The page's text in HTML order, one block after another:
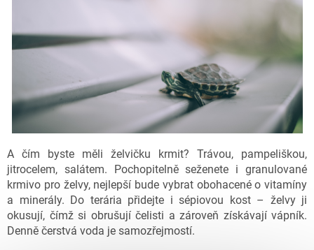
A čím byste měli želvičku krmit? Trávou, pampeliškou,
jitrocelem, salátem. Pochopitelně seženete i granulované
krmivo pro želvy, nejlepší bude vybrat obohacené o vitamíny
a minerály. Do terária přidejte i sépiovou kost – želvy ji
okusují, čímž si obrušují čelisti a zároveň získávají vápník.
Denně čerstvá voda je samozřejmostí.